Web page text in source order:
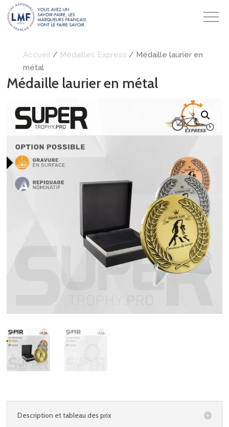
Accueil/ Médailles Express / Médaille laurier en
métal
Médaille laurier en métal
Description et tableau des prix